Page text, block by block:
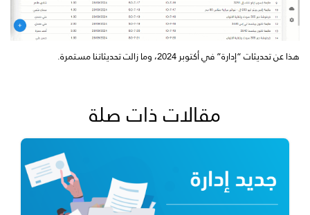
هذا عن تحديثات “إدارة” في أكتوبر 2024، وما زالت تحديثاتنا مستمرة.
مقالات ذات صلة